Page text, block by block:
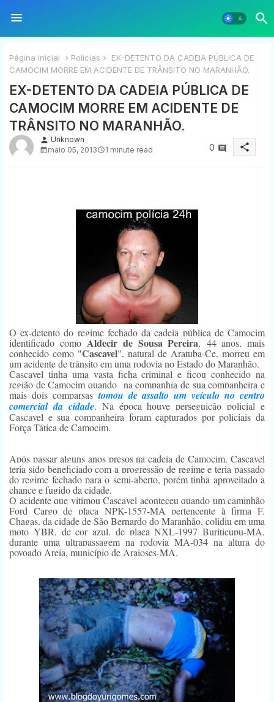
Página inicial Policias
EX-DETENTO DA CADEIA PÚBLICA DE
CAMOCIM MORRE EM ACIDENTE DE TRÂNSITO NO MARANHÃO.
EX-DETENTO DA CADEIA PÚBLICA DE
CAMOCIM MORRE EM ACIDENTE DE
TRÂNSITO NO MARANHÃO.
person Unknown
maio 05, 2013
1 minute read 0 share
O ex-detento do regime fechado da cadeia pública de Camocim
identificado como Aldecir de Sousa Pereira, 44 anos, mais
conhecido como "Cascavel", natural de Aratuba-Ce, morreu em
um acidente de trânsito em uma rodovia no Estado do Maranhão.
Cascavel tinha uma vasta ficha criminal e ficou conhecido na
região de Camocim quando na companhia de sua companheira e
mais dois comparsastomou de assalto um veículo no centro
comercial da cidade. Na época houve perseguição policial e
Cascavel e sua companheira foram capturados por policiais da
Força Tática de Camocim.
Após passar alguns anos presos na cadeia de Camocim, Cascavel
teria sido beneficiado com a progressão de regime e teria passado
do regime fechado para o semi-aberto, porém tinha aproveitado a
chance e fugido da cidade.
O acidente que vitimou Cascavel aconteceu quando um caminhão
Ford Cargo de placa NPK-1557-MA pertencente à firma F.
Chagas, da cidade de São Bernardo do Maranhão, colidiu em uma
moto YBR, de cor azul, de placa NXL-1997 Buriticupu-MA,
durante uma ultrapassagem na rodovia MA-034 na altura do
povoado Areia, município de Araioses-MA.